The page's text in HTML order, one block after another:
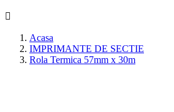

Acasa
IMPRIMANTE DE SECTIE
Rola Termica 57mm x 30m